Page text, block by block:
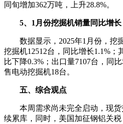
同旬增加362万吨，上升28.8%。
5、1月份挖掘机销量同比增长
数据显示，2025年1月份，挖
挖掘机12512台，同比增长1.1%；
比下降0.3%；出口量7107台，同
售电动挖掘机18台。
五、综合观点
本周需求尚未完全启动，现
续累库，同时，美国加征钢铝关